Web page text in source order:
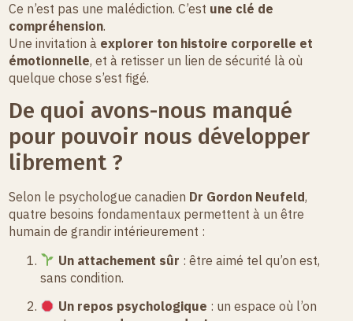
Ce n’est pas une malédiction. C’est une clé de
compréhension.
Une invitation à explorer ton histoire corporelle et
émotionnelle, et à retisser un lien de sécurité là où
quelque chose s’est figé.
De quoi avons-nous manqué
pour pouvoir nous développer
librement ?
Selon le psychologue canadien Dr Gordon Neufeld,
quatre besoins fondamentaux permettent à un être
humain de grandir intérieurement :
Un attachement sûr : être aimé tel qu’on est,
sans condition.
Un repos psychologique : un espace où l’on